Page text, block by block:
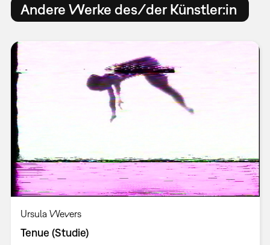
Andere Werke des/der Künstler:in
Ursula Wevers
Tenue (Studie)